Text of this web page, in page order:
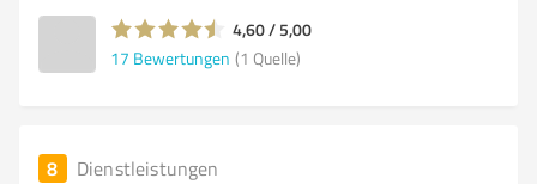
4,60 / 5,00
17 Bewertungen (1 Quelle)
8 Dienstleistungen